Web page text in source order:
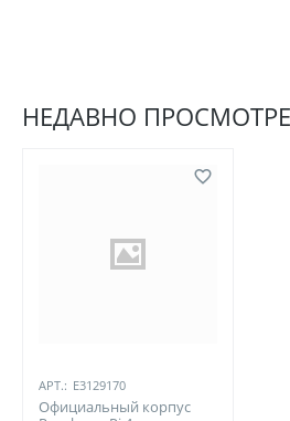
НЕДАВНО
АРТ.: E3129170
Официальный корпус